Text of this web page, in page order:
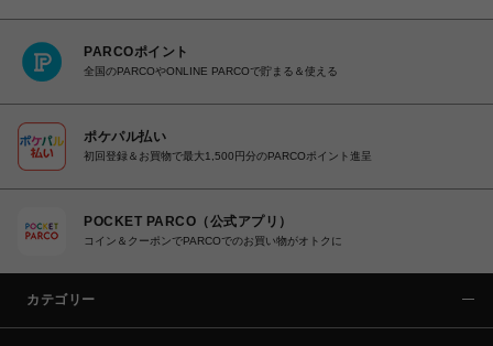
PARCOポイント
全国のPARCOやONLINE PARCOで貯まる＆使える
ポケパル払い
初回登録＆お買物で最大1,500円分のPARCOポイント進呈
POCKET PARCO（公式アプリ）
コイン＆クーポンでPARCOでのお買い物がオトクに
カテゴリー